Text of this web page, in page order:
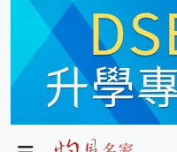
政局